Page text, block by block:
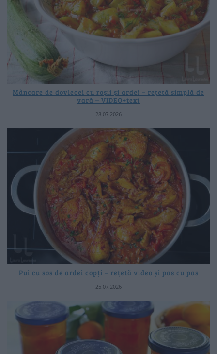
Mâncare de dovlecei cu roșii și ardei – rețetă simplă de
vară – VIDEO+text
28.07.2026
Pui cu sos de ardei copți – rețetă video și pas cu pas
25.07.2026